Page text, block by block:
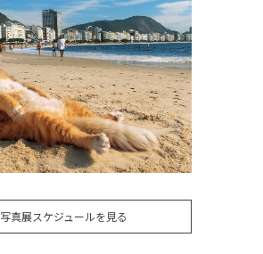
写真展スケジュールを見る